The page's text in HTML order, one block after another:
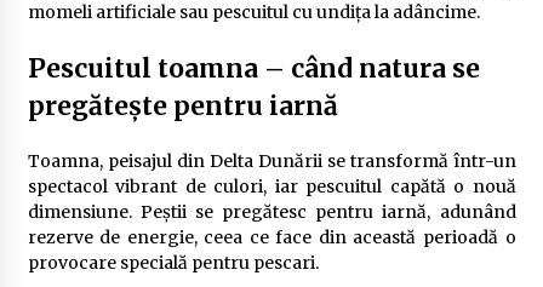
momeli artificiale sau pescuitul cu undița la adâncime.
Pescuitul toamna – când natura se
pregătește pentru iarnă
Toamna, peisajul din Delta Dunării se transformă într-un
spectacol vibrant de culori, iar pescuitul capătă o nouă
dimensiune. Peștii se pregătesc pentru iarnă, adunând
rezerve de energie, ceea ce face din această perioadă o
provocare specială pentru pescari.